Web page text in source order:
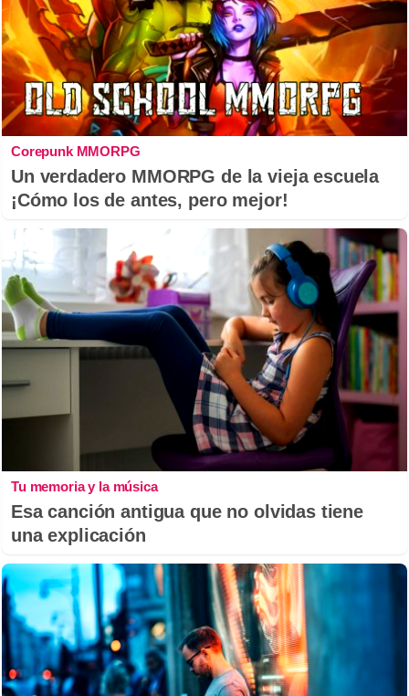
Corepunk MMORPG
Un verdadero MMORPG de la vieja escuela
¡Cómo los de antes, pero mejor!
Tu memoria y la música
Esa canción antigua que no olvidas tiene
una explicación